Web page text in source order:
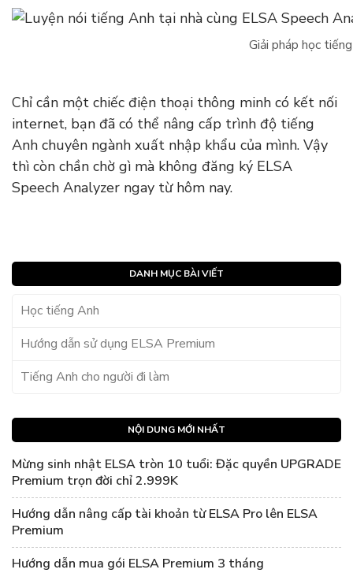
Giải pháp học
Chỉ cần một chiếc điện thoại thông minh có kết nối
internet, bạn đã có thể nâng cấp trình độ tiếng
Anh chuyên ngành xuất nhập khẩu của mình. Vậy
thì còn chần chờ gì mà không đăng ký ELSA
Speech Analyzer ngay từ hôm nay.
DANH MỤC BÀI VIẾT
Học tiếng Anh
Hướng dẫn sử dụng ELSA Premium
Tiếng Anh cho người đi làm
NỘI DUNG MỚI NHẤT
Mừng sinh nhật ELSA tròn 10 tuổi: Đặc quyền UPGRADE
Premium trọn đời chỉ 2.999K
Hướng dẫn nâng cấp tài khoản từ ELSA Pro lên ELSA
Premium
Hướng dẫn mua gói ELSA Premium 3 tháng